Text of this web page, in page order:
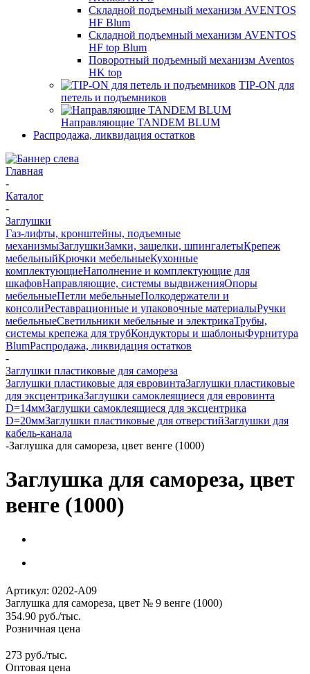
Складной подъемный механизм AVENTOS
HF Blum
Складной подъемный механизм AVENTOS
HF top Blum
Поворотный подъемный механизм Aventos
HK top
TIP-ON для
петель и подъемников
Направляющие TANDEM BLUM
Распродажа, ликвидация остатков
Главная
-
Каталог
-
Заглушки
Газ-лифты, кронштейны, подъемные
механизмыЗаглушкиЗамки, защелки, шпингалетыКрепеж
мебельныйКрючки мебельныеКухонные
комплектующиеНаполнение и комплектующие для
шкафовНаправляющие, системы выдвиженияОпоры
мебельныеПетли мебельныеПолкодержатели и
консолиРеставрационные и упаковочные материалыРучки
мебельныеСветильники мебельные и электрикаТрубы,
системы крепежа для трубКондукторы и шаблоныФурнитура
BlumРаспродажа, ликвидация остатков
-
Заглушки пластиковые для самореза
Заглушки пластиковые для евровинтаЗаглушки пластиковые
для эксцентрикаЗаглушки самоклеящиеся для евровинта
D=14ммЗаглушки самоклеящиеся для эксцентрика
D=20ммЗаглушки пластиковые для отверстийЗаглушки для
кабель-канала
-Заглушка для самореза, цвет венге (1000)
Заглушка для самореза, цвет
венге (1000)
Артикул: 0202-A09
Заглушка для самореза, цвет № 9 венге (1000)
354.90 руб./тыс.
Розничная цена
273 руб./тыс.
Оптовая цена